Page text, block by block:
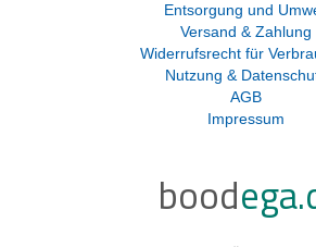
Entsorgung und
Versand & Zahlung
Widerrufsrecht für
Nutzung &
AGB
Impressum
bood